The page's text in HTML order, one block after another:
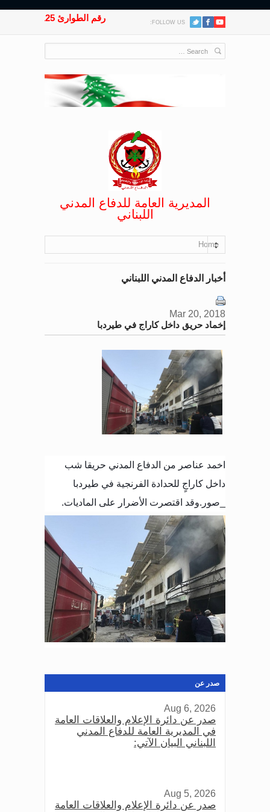
FOLLOW US: رقم الطوارئ 125
المديرية العامة للدفاع المدني
اللبناني
Home
أخبار الدفاع المدني اللبناني
Mar 20, 2018
إخماد حريق داخل كاراج في طيردبا
اخمد عناصر من الدفاع المدني حريقا شب
داخل كاراجٍ للحدادة الفرنجية في طيردبا
_صور .وقد اقتصرت الأضرار على الماديات.
صدر عن
Aug 6, 2026
صدر عن دائرة الإعلام والعلاقات العامة
في المديرية العامة للدفاع المدني
اللبناني البيان الآتي:
Aug 5, 2026
صدر عن دائرة الإعلام والعلاقات العامة